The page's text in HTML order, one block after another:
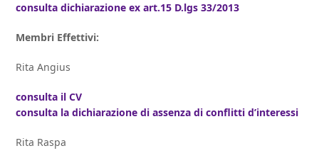
consulta dichiarazione ex art.15 D.lgs 33/2013
Membri Effettivi:
Rita Angius
consulta il CV
consulta la dichiarazione di assenza di conflitti d’interessi
Rita Raspa